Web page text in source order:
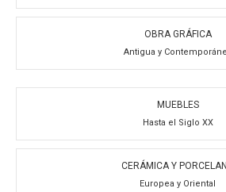
OBRA GRÁFICA
Antigua y
MUEBLES
Hasta el Siglo XX
CERÁMICA Y
Europea y Oriental